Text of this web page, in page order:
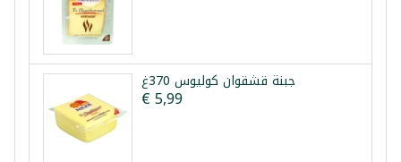
جبنة قشقوان كوليوس 370غ
€ 5,99